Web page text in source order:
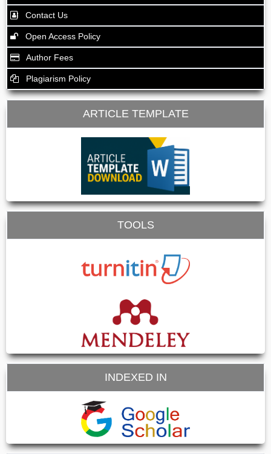
Contact Us
Open Access Policy
Author Fees
Plagiarism Policy
ARTICLE TEMPLATE
TOOLS
INDEXED IN